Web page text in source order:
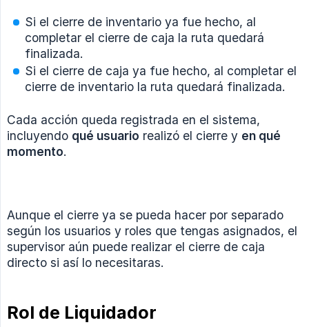
Si el cierre de inventario ya fue hecho, al
completar el cierre de caja la ruta quedará
finalizada.
Si el cierre de caja ya fue hecho, al completar el
cierre de inventario la ruta quedará finalizada.
Cada acción queda registrada en el sistema,
incluyendo qué usuario realizó el cierre y en qué
momento.
Aunque el cierre ya se pueda hacer por separado
según los usuarios y roles que tengas asignados, el
supervisor aún puede realizar el cierre de caja
directo si así lo necesitaras.
Rol de Liquidador